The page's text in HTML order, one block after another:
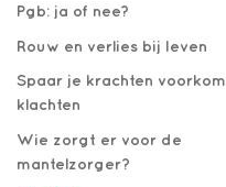
Pgb: ja of nee?
Rouw en verlies bij leven
Spaar je krachten voorkom
klachten
Wie zorgt er voor de
mantelzorger?